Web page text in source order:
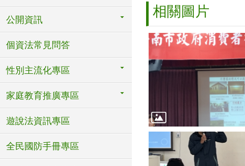
公開資訊
個資法常見問答
性別主流化專區
家庭教育推廣專區
遊說法資訊專區
全民國防手冊專區
相關圖片